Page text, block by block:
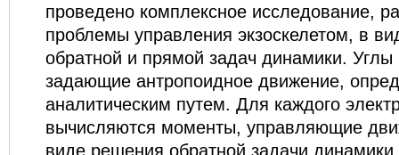
проведено комплексное исследование,
проблемы управления экзоскелетом, в
обратной и прямой задач динамики.
задающие антропоидное движение,
аналитическим путем. Для каждого
вычисляются моменты, управляющие
виде решения обратной задачи